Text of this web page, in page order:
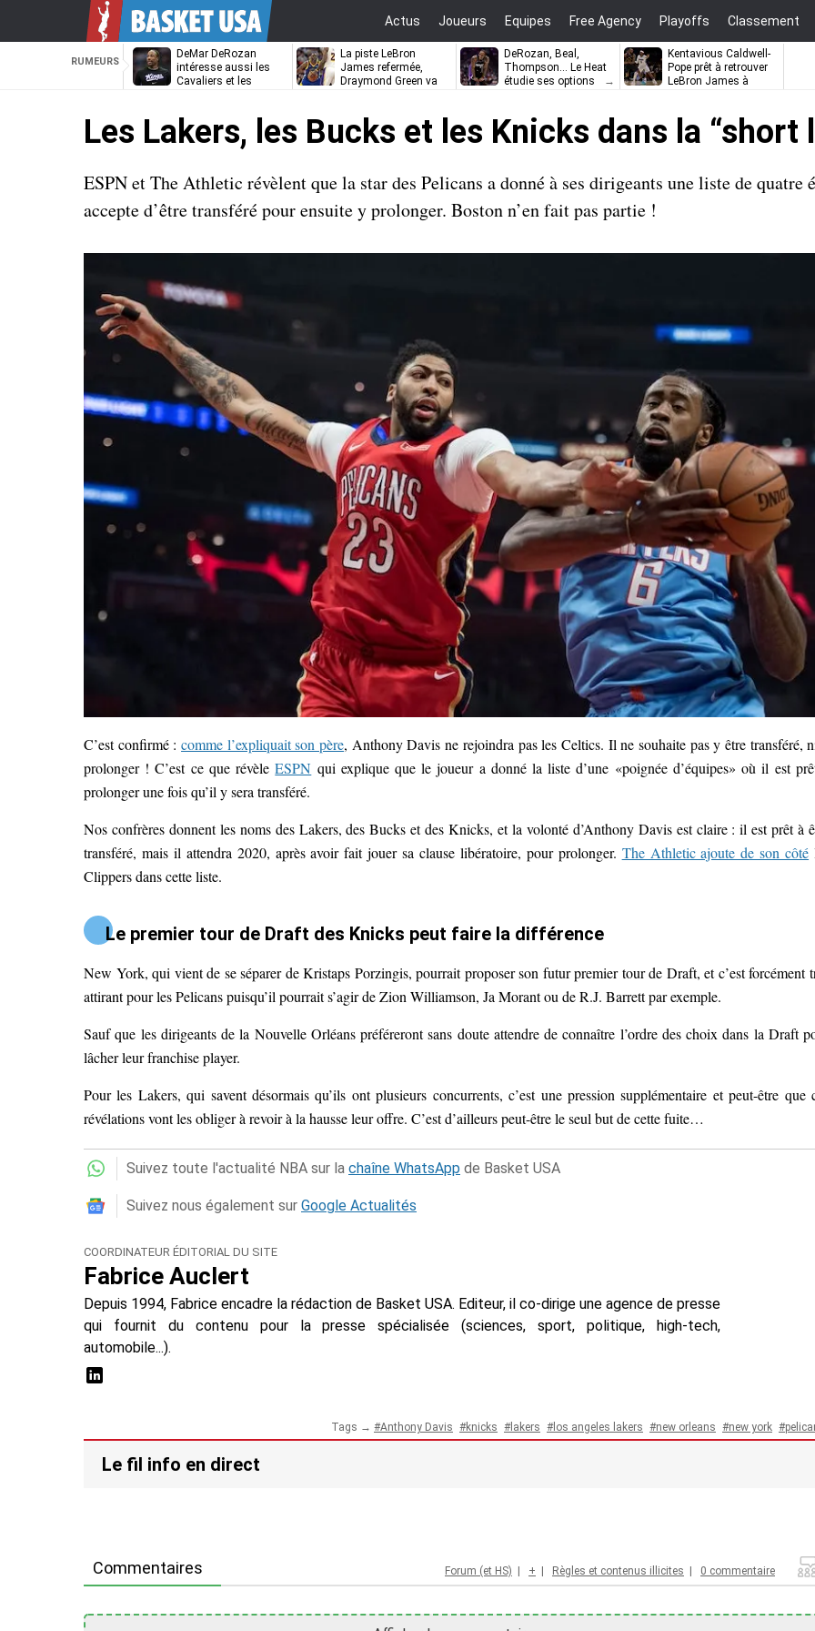
Actus Joueurs Equipes Free Agency Playoffs Classement
RUMEURS
DeMar DeRozan
intéresse aussi les
Cavaliers et les
La piste LeBron
James refermée,
Draymond Green va
DeRozan, Beal,
Thompson… Le Heat
étudie ses options
Kentavious Caldwell-
Pope prêt à retrouver
LeBron James à
Les Lakers, les Bucks et les Knicks dans la “short
ESPN et The Athletic révèlent que la star des Pelicans a donné à ses dirigeants une liste de quatre
accepte d’être transféré pour ensuite y prolonger. Boston n’en fait pas partie !
C’est confirmé :comme l’expliquait son père, Anthony Davis ne rejoindra pas les Celtics. Il ne souhaite pas y être transféré,
prolonger ! C’est ce que révèleESPN qui explique que le joueur a donné la liste d’une «poignée d’équipes» où il est
prolonger une fois qu’il y sera transféré.
Nos confrères donnent les noms des Lakers, des Bucks et des Knicks, et la volonté d’Anthony Davis est claire : il est prêt à
transféré, mais il attendra 2020, après avoir fait jouer sa clause libératoire, pour prolonger. The Athletic ajoute de son côté
Clippers dans cette liste.
Le premier tour de Draft des Knicks peut faire la différence
New York, qui vient de se séparer de Kristaps Porzingis, pourrait proposer son futur premier tour de Draft, et c’est forcément
attirant pour les Pelicans puisqu’il pourrait s’agir de Zion Williamson, Ja Morant ou de R.J. Barrett par exemple.
Sauf que les dirigeants de la Nouvelle Orléans préféreront sans doute attendre de connaître l’ordre des choix dans la Draft
lâcher leur franchise player.
Pour les Lakers, qui savent désormais qu’ils ont plusieurs concurrents, c’est une pression supplémentaire et peut-être que
révélations vont les obliger à revoir à la hausse leur offre. C’est d’ailleurs peut-être le seul but de cette fuite…
Suivez toute l'actualité NBA sur la chaîne WhatsApp de Basket USA
Suivez nous également sur Google Actualités
COORDINATEUR ÉDITORIAL DU SITE
Fabrice Auclert
Depuis 1994, Fabrice encadre la rédaction de Basket USA. Editeur, il co-dirige une agence de presse
qui fournit du contenu pour la presse spécialisée (sciences, sport, politique, high-tech,
automobile...).
Tags → Anthony Davis knicks lakers los angeles lakers new orleans new york
Le fil info en direct
Commentaires Forum (et HS) + Règles et contenus illicites 0 commentaire